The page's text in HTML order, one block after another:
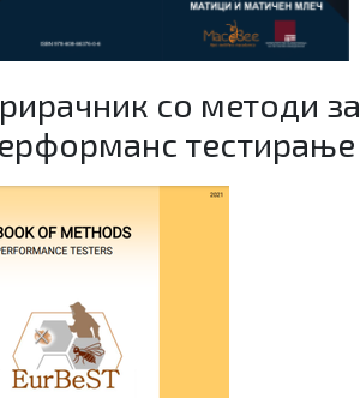
со методи за
тестирање